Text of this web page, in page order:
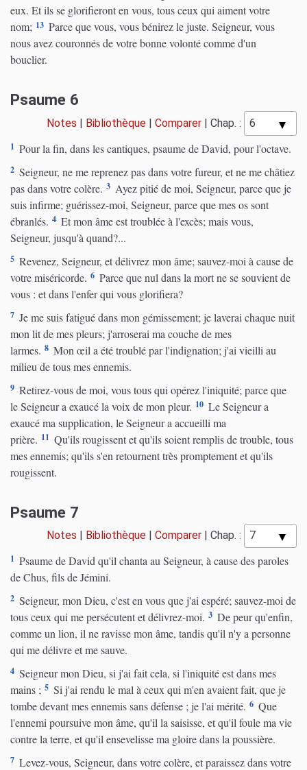
eux. Et ils se glorifieront en vous, tous ceux qui aiment votre
nom; 13 Parce que vous, vous bénirez le juste. Seigneur, vous
nous avez couronnés de votre bonne volonté comme d'un
bouclier.
Psaume 6
Notes | Bibliothèque | Comparer | Chap. :
1 Pour la fin, dans les cantiques, psaume de David, pour l'octave.
2 Seigneur, ne me reprenez pas dans votre fureur, et ne me châtiez
pas dans votre colère. 3 Ayez pitié de moi, Seigneur, parce que je
suis infirme; guérissez-moi, Seigneur, parce que mes os sont
ébranlés. 4 Et mon âme est troublée à l'excès; mais vous,
Seigneur, jusqu'à quand?...
5 Revenez, Seigneur, et délivrez mon âme; sauvez-moi à cause de
votre miséricorde. 6 Parce que nul dans la mort ne se souvient de
vous : et dans l'enfer qui vous glorifiera?
7 Je me suis fatigué dans mon gémissement; je laverai chaque nuit
mon lit de mes pleurs; j'arroserai ma couche de mes
larmes. 8 Mon œil a été troublé par l'indignation; j'ai vieilli au
milieu de tous mes ennemis.
9 Retirez-vous de moi, vous tous qui opérez l'iniquité; parce que
le Seigneur a exaucé la voix de mon pleur. 10 Le Seigneur a
exaucé ma supplication, le Seigneur a accueilli ma
prière. 11 Qu'ils rougissent et qu'ils soient remplis de trouble, tous
mes ennemis; qu'ils s'en retournent très promptement et qu'ils
rougissent.
Psaume 7
Notes | Bibliothèque | Comparer | Chap. :
1 Psaume de David qu'il chanta au Seigneur, à cause des paroles
de Chus, fils de Jémini.
2 Seigneur, mon Dieu, c'est en vous que j'ai espéré; sauvez-moi de
tous ceux qui me persécutent et délivrez-moi. 3 De peur qu'enfin,
comme un lion, il ne ravisse mon âme, tandis qu'il n'y a personne
qui me délivre et me sauve.
4 Seigneur mon Dieu, si j'ai fait cela, si l'iniquité est dans mes
mains ; 5 Si j'ai rendu le mal à ceux qui m'en avaient fait, que je
tombe devant mes ennemis sans défense ; je l'ai mérité. 6 Que
l'ennemi poursuive mon âme, qu'il la saisisse, et qu'il foule ma vie
contre la terre, et qu'il ensevelisse ma gloire dans la poussière.
7 Levez-vous, Seigneur, dans votre colère, et paraissez dans votre